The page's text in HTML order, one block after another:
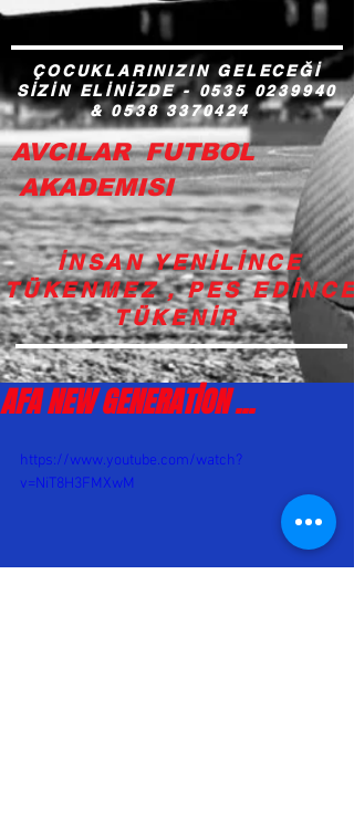
ÇOCUKLARINIZIN GELECEĞİ
SİZİN ELİNİZDE -0535 0239940
& 0538 3370424
AVCILAR FUTBOL
AKADEMISI
İNSAN YENİLİNCE
TÜKENMEZ , PES EDİNCE
TÜKENİR
AFA NEW GENERATİON ...
https://www.youtube.com/watch?
v=NiT8H3FMXwM